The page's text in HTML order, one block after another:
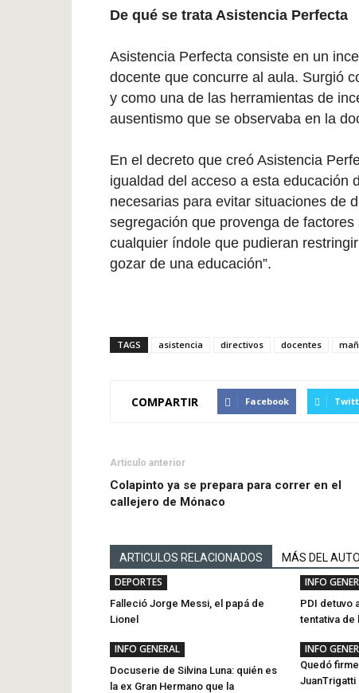
De qué se trata Asistencia Perfecta
Asistencia Perfecta consiste en un
docente que concurre al aula. Surgió
y como una de las herramientas de
ausentismo que se observaba en la
En el decreto que creó Asistencia
igualdad del acceso a esta educación
necesarias para evitar situaciones de
segregación que provenga de
cualquier índole que pudieran
gozar de una educación”.
TAGS asistencia directivos docentes
COMPARTIR Facebook
Artículo anterior
Colapinto ya se prepara para correr en el
callejero de Mónaco
ARTICULOS RELACIONADOS MÁS DEL
DEPORTES
Falleció Jorge Messi, el papá de
Lionel
INFO
PDI detuvo
tentativa de
INFO GENERAL
Docuserie de Silvina Luna: quién es
la ex Gran Hermano que la
INFO
Quedó
JuanTrigatti